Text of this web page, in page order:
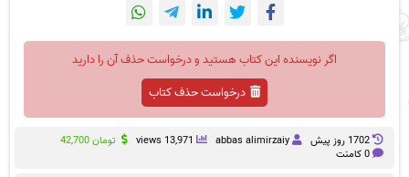
اگر نویسنده این کتاب هستید و درخواست حذف آن را دارید
درخواست حذف کتاب
1702 روز پيش abbas alimirzaiy
13,971 views تومان42,700
0 کامنت